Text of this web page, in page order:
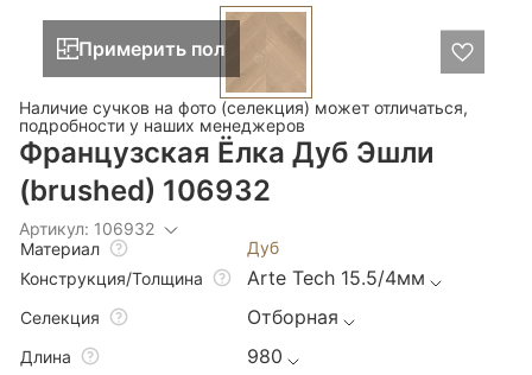
Примерить пол
Наличие сучков на фото (селекция) может отличаться,
подробности у наших менеджеров
Французская Ёлка Дуб Эшли
(brushed) 106932
Артикул: 106932
Материал
Дуб
Конструкция/Толщина
Arte Tech 15.5/4мм
Селекция Отборная
Длина 980